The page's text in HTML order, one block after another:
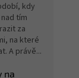
kdy
tím
za
na které
A právě...
na